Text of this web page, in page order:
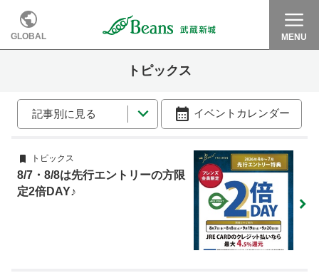
GLOBAL MENU
トピックス
記事別に見る イベントカレンダー
トピックス
8/7・8/8は先行エントリーの方限
定2倍DAY♪